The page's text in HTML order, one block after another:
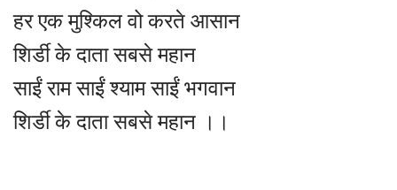
हर एक मुश्किल वो करते आसान
शिर्डी के दाता सबसे महान
साईं राम साईं श्याम साईं भगवान
शिर्डी के दाता सबसे महान ।।